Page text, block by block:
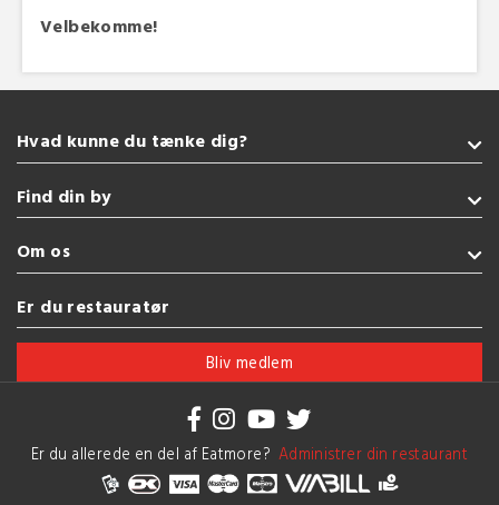
Velbekomme!
Hvad kunne du tænke dig?
Takeaway
Indisk
Vegetarisk
Glutenfri
Se flere køkkener
Find din by
Sønderborg
Kolding
Esbjerg
Vejle
Om os
Handelsbetingelser
Brug af cookies
Er du restauratør
Bliv medlem
Er du allerede en del af Eatmore? Administrer din restaurant